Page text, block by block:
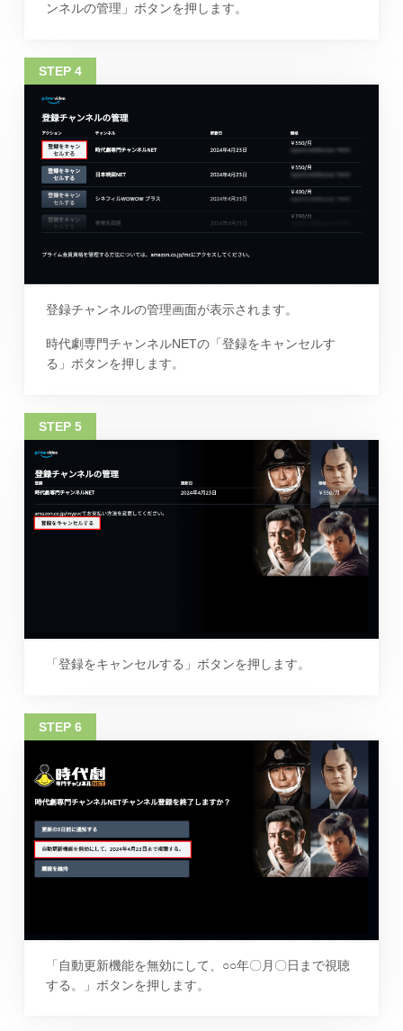
ンネルの管理」ボタンを押します。
登録チャンネルの管理画面が表示されます。
時代劇専門チャンネルNETの「登録をキャンセルす
る」ボタンを押します。
「登録をキャンセルする」ボタンを押します。
「自動更新機能を無効にして、○○年〇月〇日まで視聴
する。」ボタンを押します。